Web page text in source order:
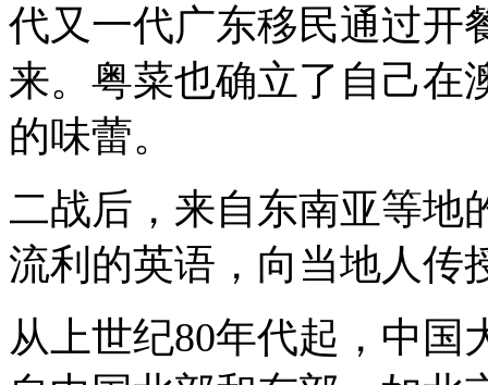
代又一代广东移民通过开
来。粤菜也确立了自己
的味蕾。
二战后，来自东南亚等地
流利的英语，向当地人传
从上世纪80年代起，中国